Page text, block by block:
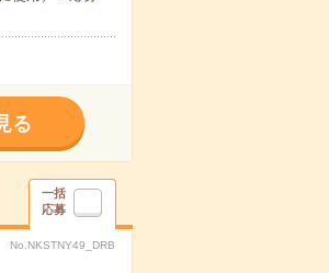
る
一括
応募
No.NKSTNY49_DRB